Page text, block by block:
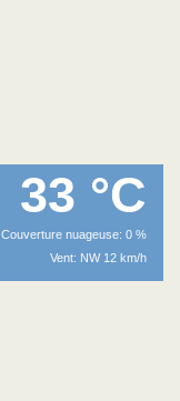
33 °C
Couverture nuageuse: 0 %
Vent: NW 12 km/h